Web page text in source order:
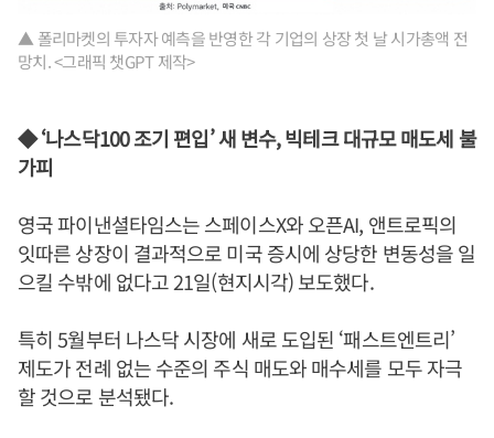
▲ 폴리마켓의 투자자 예측을 반영한 각 기업의 상장 첫 날 시가총액 전
망치. <그래픽 챗GPT 제작>
◆ ‘나스닥100 조기 편입’ 새 변수, 빅테크 대규모 매도세 불
가피
영국 파이낸셜타임스는 스페이스X와 오픈AI, 앤트로픽의
잇따른 상장이 결과적으로 미국 증시에 상당한 변동성을 일
으킬 수밖에 없다고 21일(현지시각) 보도했다.
특히 5월부터 나스닥 시장에 새로 도입된 ‘패스트엔트리’
제도가 전례 없는 수준의 주식 매도와 매수세를 모두 자극
할 것으로 분석됐다.